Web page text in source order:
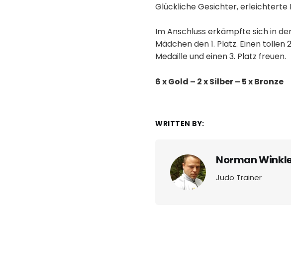
Glückliche Gesichter, erleichterte
Im Anschluss erkämpfte sich in
Mädchen den 1. Platz. Einen
Medaille und einen 3. Platz freuen.
6 x Gold – 2 x Silber – 5 x Bronze
WRITTEN BY:
Norman
Judo Trainer